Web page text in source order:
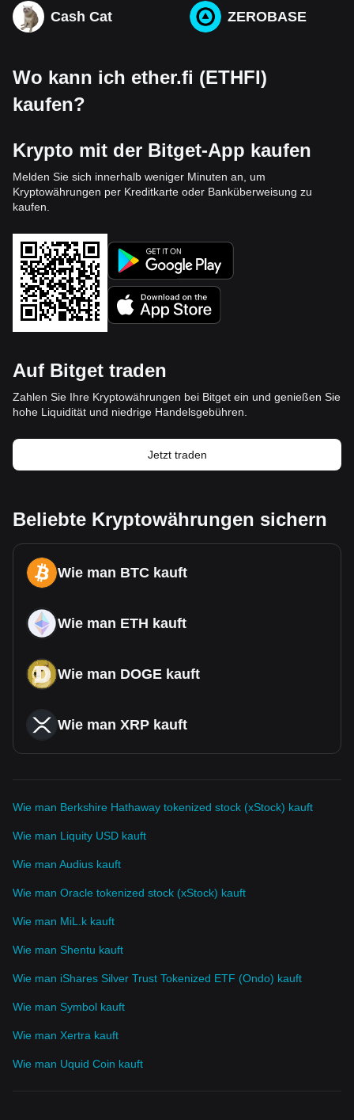
Cash Cat ZEROBASE
Wo kann ich ether.fi (ETHFI)
kaufen?
Krypto mit der Bitget-App kaufen
Melden Sie sich innerhalb weniger Minuten an, um
Kryptowährungen per Kreditkarte oder Banküberweisung zu
kaufen.
Auf Bitget traden
Zahlen Sie Ihre Kryptowährungen bei Bitget ein und genießen Sie
hohe Liquidität und niedrige Handelsgebühren.
Jetzt traden
Beliebte Kryptowährungen sichern
Wie man BTC kauft
Wie man ETH kauft
Wie man DOGE kauft
Wie man XRP kauft
Wie man Berkshire Hathaway tokenized stock (xStock) kauft
Wie man Liquity USD kauft
Wie man Audius kauft
Wie man Oracle tokenized stock (xStock) kauft
Wie man MiL.k kauft
Wie man Shentu kauft
Wie man iShares Silver Trust Tokenized ETF (Ondo) kauft
Wie man Symbol kauft
Wie man Xertra kauft
Wie man Uquid Coin kauft